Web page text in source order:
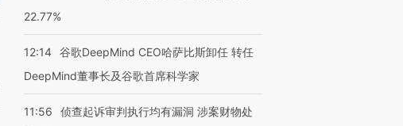
22.77%
12:14 谷歌DeepMind CEO哈萨比斯卸任 转任
DeepMind董事长及谷歌首席科学家
11:56
侦查起诉审判执行均有漏洞 涉案财物处